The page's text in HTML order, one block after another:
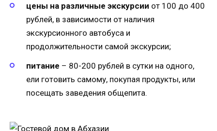
цены на различные экскурсии от 100 до 400
рублей, в зависимости от наличия
экскурсионного автобуса и
продолжительности самой экскурсии;
питание – 80-200 рублей в сутки на одного,
ели готовить самому, покупая продукты, или
посещать заведения общепита.